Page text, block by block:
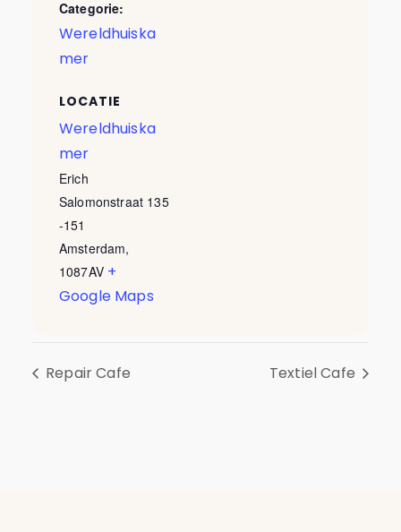
Categorie:
Wereldhuiska
mer
LOCATIE
Wereldhuiska
mer
Erich
Salomonstraat 135
-151
Amsterdam,
1087AV +
Google Maps
Repair Cafe Textiel Cafe